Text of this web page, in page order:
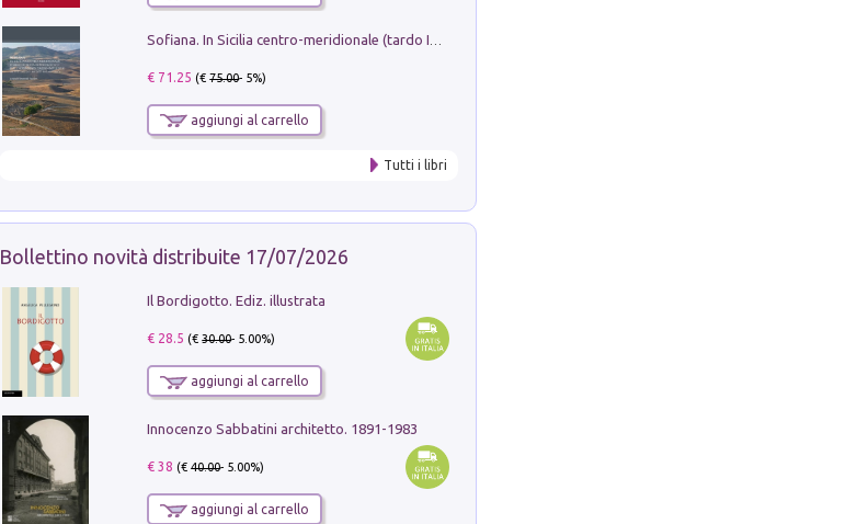
€ 71.25 (€75.00- 5%)
aggiungi al carrello
Tutti i libri
Bollettino novità distribuite 17/07/2026
Il Bordigotto. Ediz. illustrata
€ 28.5 (€30.00- 5.00%)
aggiungi al carrello
Innocenzo Sabbatini architetto. 1891-1983
€ 38 (€40.00- 5.00%)
aggiungi al carrello